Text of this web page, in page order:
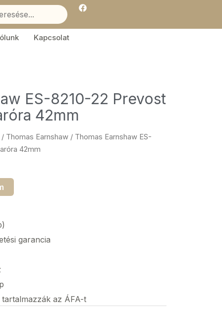
F
a
e
Kapcsolat
ES-8210-22 Prevost
42mm
/ Thomas Earnshaw / Thomas Earnshaw ES-
42mm
garancia
az ÁFA-t